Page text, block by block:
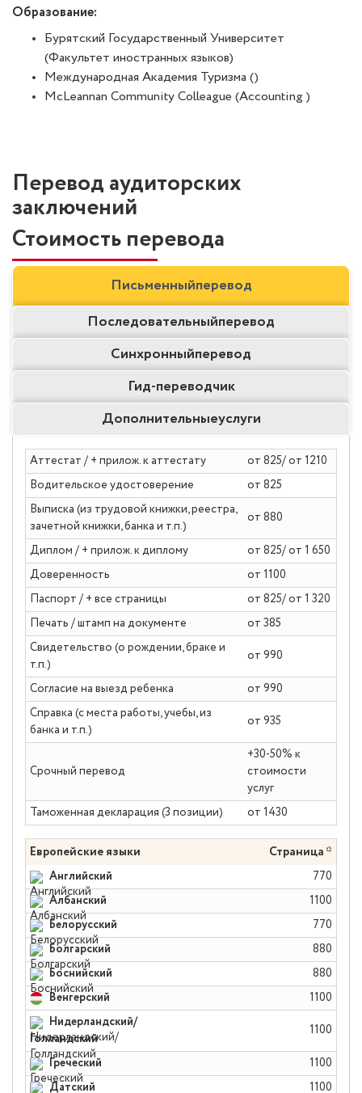
Образование:
Бурятский Государственный Университет
(Факультет иностранных языков)
Международная Академия Туризма ()
McLeannan Community Colleague (Accounting )
Перевод аудиторских
заключений
Стоимость перевода
Письменныйперевод
Последовательныйперевод
Синхронныйперевод
Гид-переводчик
Дополнительныеуслуги
Аттестат / + прилож. к аттестату от 825/ от 1210
Водительское удостоверение от 825
Выписка (из трудовой книжки, реестра,
зачетной книжки, банка и т.п.)
от 880
Диплом / + прилож. к диплому от 825/ от 1 650
Доверенность от 1100
Паспорт / + все страницы от 825/ от 1 320
Печать / штамп на документе от 385
Свидетельство (о рождении, браке и
т.п.)
от 990
Согласие на выезд ребенка от 990
Справка (с места работы, учебы, из
банка и т.п.)
от 935
Срочный перевод
+30-50% к
стоимости
услуг
Таможенная декларация (3 позиции) от 1430
Европейские языки Страница *
Английский 770
Албанский 1100
Белорусский 770
Болгарский 880
Боснийский 880
Венгерский 1100
Нидерландский/
Голландский
1100
Греческий 1100
Датский 1100